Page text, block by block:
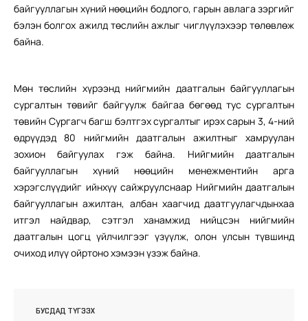
байгууллагын хүний нөөцийн бодлого, гарын авлага зэргийг
бэлэн болгох ажилд төслийн ажлыг чиглүүлэхээр төлөвлөж
байна.
Мөн төслийн хүрээнд нийгмийн даатгалын байгууллагын
сургалтын төвийг байгуулж байгаа бөгөөд тус сургалтын
төвийн Сургагч багш бэлтгэх сургалтыг ирэх сарын 3, 4-ний
өдрүүдэд 80 нийгмийн даатгалын ажилтныг хамруулан
зохион байгуулах гэж байна. Нийгмийн даатгалын
байгууллагын хүний нөөцийн менежментийн арга
хэрэгслүүдийг ийнхүү сайжруулснаар Нийгмийн даатгалын
байгууллагын ажилтан, албан хаагчид даатгуулагчдынхаа
итгэл найдвар, сэтгэл ханамжид нийцсэн нийгмийн
даатгалын цогц үйлчилгээг үзүүлж, олон улсын түвшинд
очиход илүү ойртоно хэмээн үзэж байна.
БУСДАД ТҮГЭЭХ